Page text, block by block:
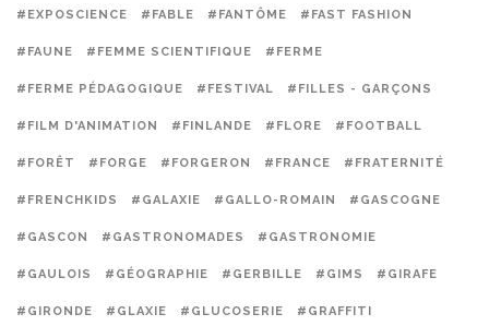
#EXPOSCIENCE #FABLE #FANTÔME #FAST FASHION
#FAUNE #FEMME SCIENTIFIQUE #FERME
#FERME PÉDAGOGIQUE #FESTIVAL #FILLES - GARÇONS
#FILM D'ANIMATION #FINLANDE #FLORE #FOOTBALL
#FORÊT #FORGE #FORGERON #FRANCE #FRATERNITÉ
#FRENCHKIDS #GALAXIE #GALLO-ROMAIN #GASCOGNE
#GASCON #GASTRONOMADES #GASTRONOMIE
#GAULOIS #GÉOGRAPHIE #GERBILLE #GIMS #GIRAFE
#GIRONDE #GLAXIE #GLUCOSERIE #GRAFFITI